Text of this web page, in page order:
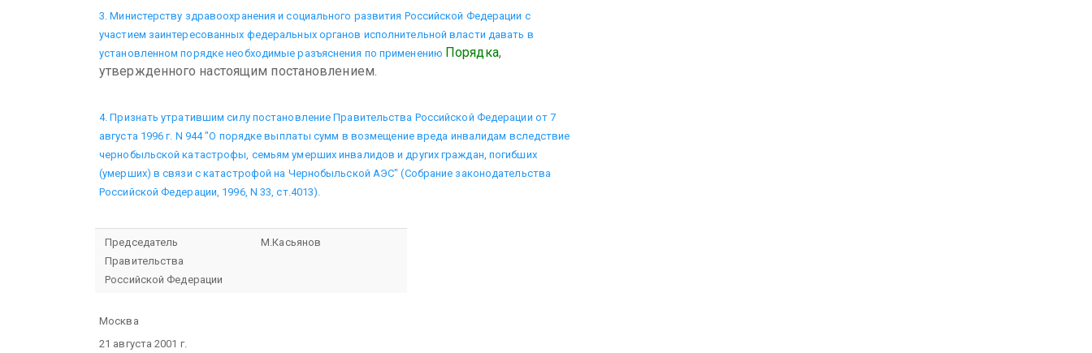
3. Министерству здравоохранения и социального развития Российской Федерации с
участием заинтересованных федеральных органов исполнительной власти давать в
установленном порядке необходимые разъяснения по применению Порядка,
утвержденного настоящим постановлением.
4. Признать утратившим силу постановление Правительства Российской Федерации от 7
августа 1996 г. N 944 "О порядке выплаты сумм в возмещение вреда инвалидам вследствие
чернобыльской катастрофы, семьям умерших инвалидов и других граждан, погибших
(умерших) в связи с катастрофой на Чернобыльской АЭС" (Собрание законодательства
Российской Федерации, 1996, N 33, ст.4013).
Председатель
Правительства
Российской Федерации
М.Касьянов
Москва
21 августа 2001 г.